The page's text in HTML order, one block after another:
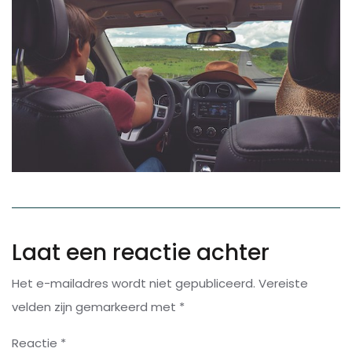
Laat een reactie achter
Het e-mailadres wordt niet gepubliceerd. Vereiste
velden zijn gemarkeerd met *
Reactie *